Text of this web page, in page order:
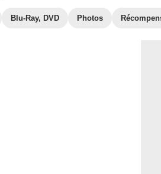
Blu-Ray, DVD Photos